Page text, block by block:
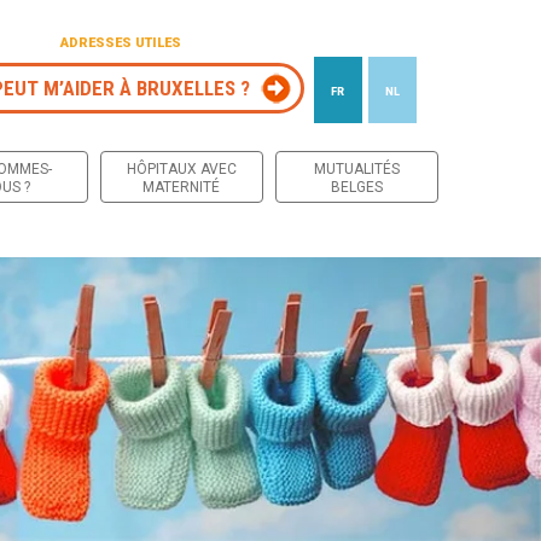
ADRESSES UTILES
M’AIDER À BRUXELLES ? FR NL
?
HÔPITAUX AVEC
MATERNITÉ
MUTUALITÉS
BELGES